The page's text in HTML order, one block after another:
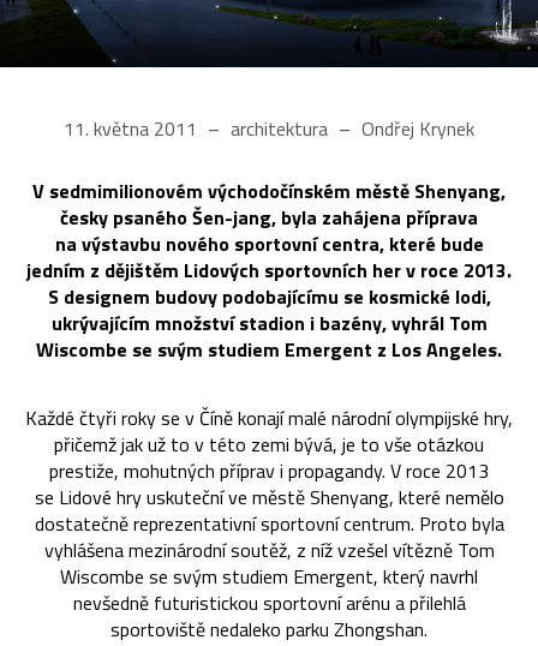
11. května 2011 architektura Ondřej Krynek
V sedmimilionovém východočínském městě Shenyang,
česky psaného Šen-jang, byla zahájena příprava
na výstavbu nového sportovní centra, které bude
jedním z dějištěm Lidových sportovních her v roce 2013.
S designem budovy podobajícímu se kosmické lodi,
ukrývajícím množství stadion i bazény, vyhrál Tom
Wiscombe se svým studiem Emergent z Los Angeles.
Každé čtyři roky se v Číně konají malé národní olympijské hry,
přičemž jak už to v této zemi bývá, je to vše otázkou
prestiže, mohutných příprav i propagandy. V roce 2013
se Lidové hry uskuteční ve městě Shenyang, které nemělo
dostatečně reprezentativní sportovní centrum. Proto byla
vyhlášena mezinárodní soutěž, z níž vzešel vítězně Tom
Wiscombe se svým studiem Emergent, který navrhl
nevšedně futuristickou sportovní arénu a přilehlá
sportoviště nedaleko parku Zhongshan.